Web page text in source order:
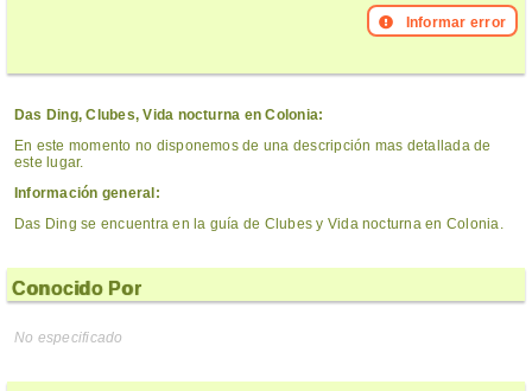
Informar error
Das Ding, Clubes, Vida nocturna en Colonia:
En este momento no disponemos de una descripción mas detallada de
este lugar.
Información general:
Das Ding se encuentra en la guía de Clubes y Vida nocturna en Colonia.
Conocido Por
No especificado